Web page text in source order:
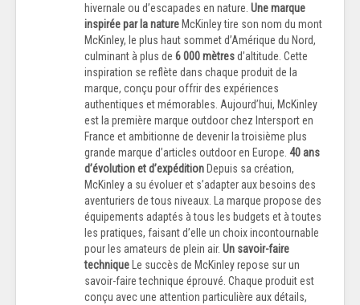
hivernale ou d’escapades en nature. Une marque
inspirée par la natureMcKinley tire son nom du mont
McKinley, le plus haut sommet d’Amérique du Nord,
culminant à plus de 6 000 mètresd’altitude. Cette
inspiration se reflète dans chaque produit de la
marque, conçu pour offrir des expériences
authentiques et mémorables. Aujourd’hui, McKinley
est la première marque outdoor chez Intersport en
France et ambitionne de devenir la troisième plus
grande marque d’articles outdoor en Europe. 40 ans
d’évolution et d’expéditionDepuis sa création,
McKinley a su évoluer et s’adapter aux besoins des
aventuriers de tous niveaux. La marque propose des
équipements adaptés à tous les budgets et à toutes
les pratiques, faisant d’elle un choix incontournable
pour les amateurs de plein air. Un savoir-faire
techniqueLe succès de McKinley repose sur un
savoir-faire technique éprouvé. Chaque produit est
conçu avec une attention particulière aux détails,